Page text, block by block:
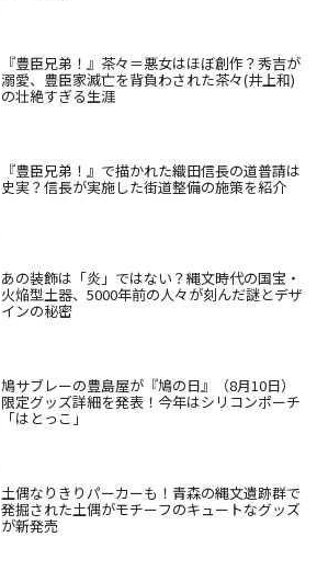
『豊臣兄弟！』茶々＝悪女はほぼ創作？秀吉が
溺愛、豊臣家滅亡を背負わされた茶々(井上和)
の壮絶すぎる生涯
『豊臣兄弟！』で描かれた織田信長の道普請は
史実？信長が実施した街道整備の施策を紹介
あの装飾は「炎」ではない？縄文時代の国宝・
火焔型土器、5000年前の人々が刻んだ謎とデザ
インの秘密
鳩サブレーの豊島屋が『鳩の日』（8月10日）
限定グッズ詳細を発表！今年はシリコンポーチ
「はとっこ」
土偶なりきりパーカーも！青森の縄文遺跡群で
発掘された土偶がモチーフのキュートなグッズ
が新発売